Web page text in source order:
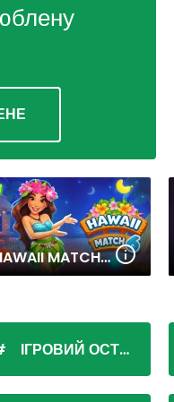
HAWAII MATCH 6
ІГРОВИЙ ОСТРІВ